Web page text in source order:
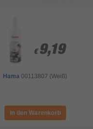
€ 9,19
€ 9,19
Hama00113807 (Weiß)